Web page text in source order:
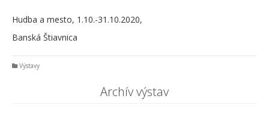
Hudba a mesto, 1.10.-31.10.2020,
Banská Štiavnica
Výstavy
Archív výstav